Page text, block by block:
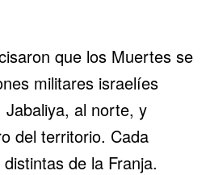
que los Muertes se
militares israelíes
Jabaliya, al norte, y
del territorio. Cada
de la Franja.